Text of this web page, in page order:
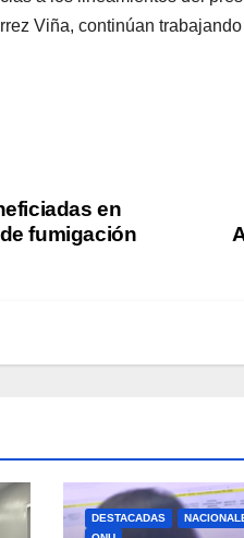
Viña, continúan
en
fumigación
DESTACADAS